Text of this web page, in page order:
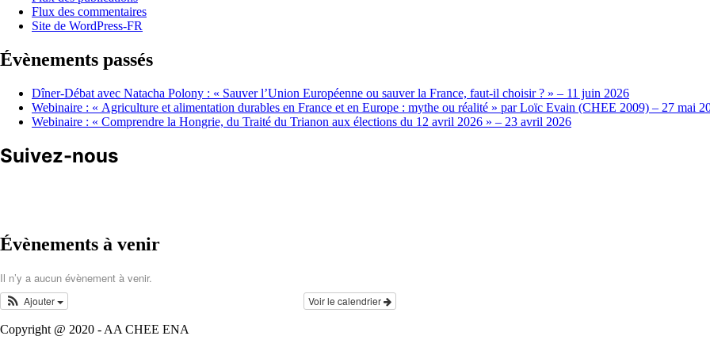
Flux des commentaires
Site de WordPress-FR
Évènements passés
Dîner-Débat avec Natacha Polony : « Sauver l’Union Européenne ou sauver la France, faut-il choisir ? » – 11 juin 2026
Webinaire : « Agriculture et alimentation durables en France et en Europe : mythe ou réalité » par Loïc Evain (CHEE 2009) – 27 mai
Webinaire : « Comprendre la Hongrie, du Traité du Trianon aux élections du 12 avril 2026 » – 23 avril 2026
Suivez-nous
Évènements à venir
Il n’y a aucun évènement à venir.
Voir le calendrier
Ajouter
Copyright @ 2020 - AA CHEE ENA